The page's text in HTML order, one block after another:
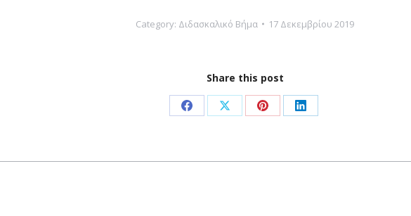
Category: Διδασκαλικό Βήμα 17 Δεκεμβρίου 2019
Share this post
Share
Facebook
Share
X
Share
Pinterest
Share
LinkedIn